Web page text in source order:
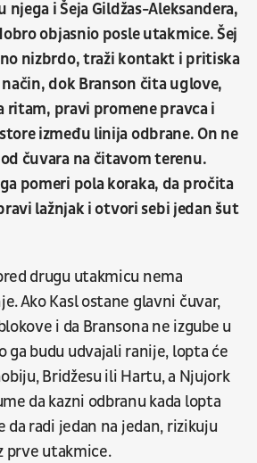
njega i Šeja Gildžas-Aleksandera,
objasnio posle utakmice. Šej
nizbrdo, traži kontakt i pritiska
dok Branson čita uglove,
pravi promene pravca i
između linija odbrane. On ne
čuvara na čitavom terenu.
pomeri pola koraka, da pročita
lažnjak i otvori sebi jedan šut
drugu utakmicu nema
Ako Kasl ostane glavni čuvar,
i da Bransona ne izgube u
ga budu udvajali ranije, lopta će
Bridžesu ili Hartu, a Njujork
da kazni odbranu kada lopta
da radi jedan na jedan, rizikuju
prve utakmice.